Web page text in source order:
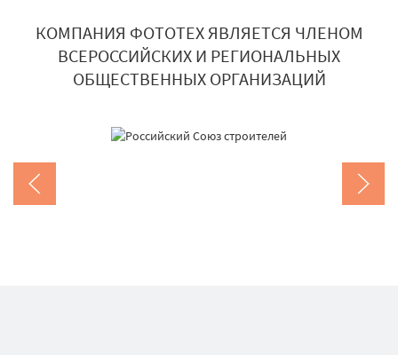
КОМПАНИЯ ФОТОТЕХ ЯВЛЯЕТСЯ ЧЛЕНОМ
ВСЕРОССИЙСКИХ И РЕГИОНАЛЬНЫХ
ОБЩЕСТВЕННЫХ ОРГАНИЗАЦИЙ